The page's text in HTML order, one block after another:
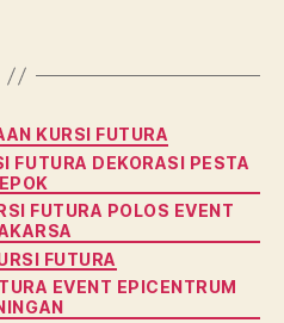
Kategori
KURSI FUTURA
FUTURA DEKORASI PESTA
FUTURA POLOS EVENT
FUTURA
EVENT EPICENTRUM